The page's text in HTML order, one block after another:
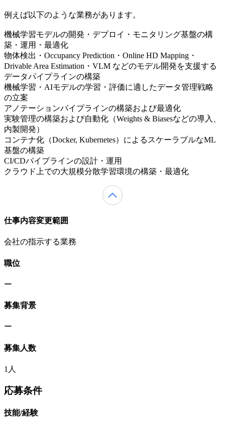
例えば以下のような業務があります。
機械学習モデルの開発・デプロイ・モニタリング基盤の構
築・運用・最適化
物体検出・Occupancy Prediction・Online HD Mapping・
Drivable Area Estimation・VLM などのモデル開発を支援する
データパイプラインの構築
機械学習・AIモデルの学習・評価に適したデータ管理戦略
の立案
アノテーションパイプラインの構築および最適化
実験管理の構築および自動化（Weights & Biasesなどの導入、
内製開発）
コンテナ化（Docker, Kubernetes）によるスケーラブルなML
基盤の構築
CI/CDパイプラインの設計・運用
クラウド上での大規模分散学習環境の構築・最適化
仕事内容変更範囲
会社の指示する業務
職位
ー
募集背景
ー
募集人数
1人
応募条件
技能/経験